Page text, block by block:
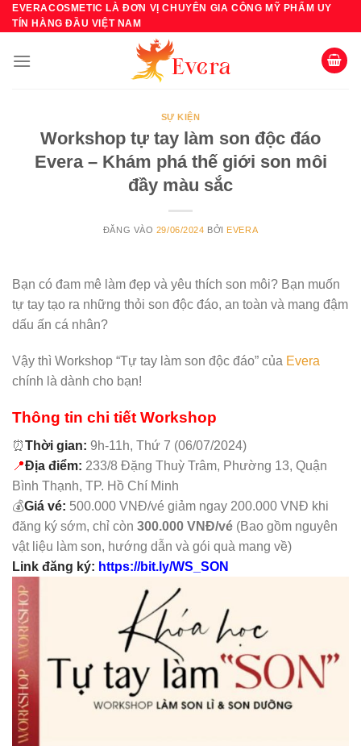
Bỏ
qua
dung
EVERACOSMETIC LÀ ĐƠN VỊ CHUYÊN GIA CÔNG MỸ PHẨM UY
TÍN HÀNG ĐẦU VIỆT NAM
SỰ KIỆN
Workshop tự tay làm son độc đáo
Evera – Khám phá thế giới son môi
đầy màu sắc
ĐĂNG VÀO 29/06/2024 BỞI EVERA
Bạn có đam mê làm đẹp và yêu thích son môi? Bạn muốn
tự tay tạo ra những thỏi son độc đáo, an toàn và mang đậm
dấu ấn cá nhân?
Vậy thì Workshop “Tự tay làm son độc đáo” của Evera
chính là dành cho bạn!
Thông tin chi tiết Workshop
⏰Thời gian: 9h-11h, Thứ 7 (06/07/2024)
📍Địa điểm: 233/8 Đặng Thuỳ Trâm, Phường 13, Quận
Bình Thạnh, TP. Hồ Chí Minh
💰Giá vé: 500.000 VNĐ/vé giảm ngay 200.000 VNĐ khi
đăng ký sớm, chỉ còn 300.000 VNĐ/vé (Bao gồm nguyên
vật liệu làm son, hướng dẫn và gói quà mang về)
Link đăng ký: https://bit.ly/WS_SON